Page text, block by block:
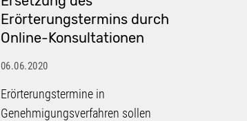
Erörterungstermins durch
Online-Konsultationen
06.06.2020
Erörterungstermine in
Genehmigungsverfahren sollen